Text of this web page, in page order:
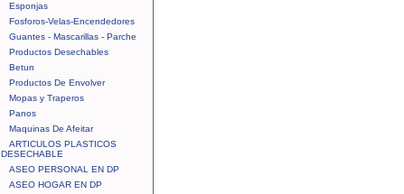
Esponjas
Fosforos-Velas-Encendedores
Guantes - Mascarillas - Parche
Productos Desechables
Betun
Productos De Envolver
Mopas y Traperos
Panos
Maquinas De Afeitar
ARTICULOS PLASTICOS
DESECHABLE
ASEO PERSONAL EN DP
ASEO HOGAR EN DP